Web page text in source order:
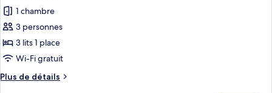
View)
Chambre
Deluxe
Hwangnyoung
View)
les
photos
pour
ce
type
de
1 chambre
3 personnes
3 lits 1 place
Wi-Fi gratuit
Plus de détails
Plus